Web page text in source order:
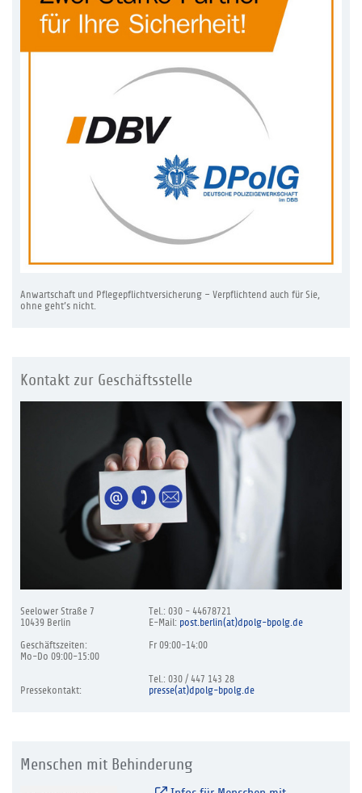
Anwartschaft und Pflegepflichtversicherung – Verpflichtend auch für Sie,
ohne geht’s nicht.
Kontakt zur Geschäftsstelle
Seelower Straße 7
10439 Berlin
Geschäftszeiten:
Mo-Do 09:00-15:00
Pressekontakt:
Tel.: 030 - 44678721
E-Mail: post.berlin(at)dpolg-bpolg.de
Fr 09:00-14:00
Tel.: 030 / 447 143 28
presse(at)dpolg-bpolg.de
Menschen mit Behinderung